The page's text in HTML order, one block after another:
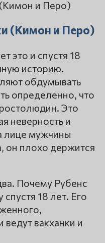
(Кимон и Перо)
это и спустя 18
историю.
обдумывать
определенно, что
Это
неверность и
лице мужчины
он плохо держится
Почему Рубенс
18 лет. Его
ведут вакханки и